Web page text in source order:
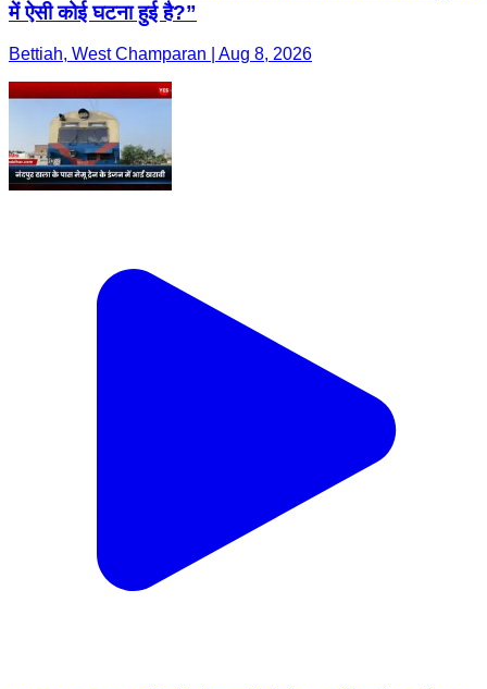
में ऐसी कोई घटना हुई है?”
Bettiah, West Champaran | Aug 8, 2026